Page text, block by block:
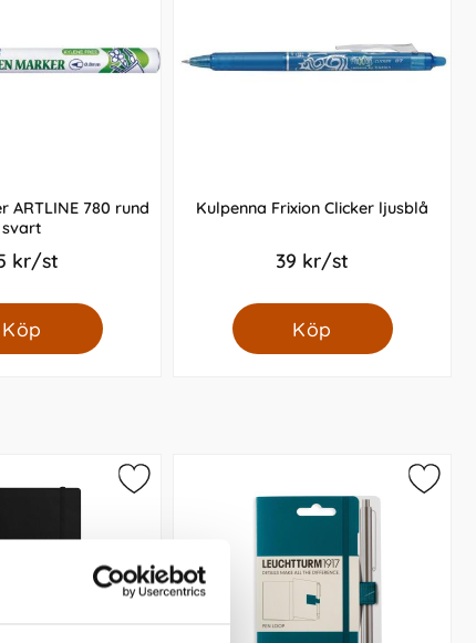
ARTLINE 780 rund
svart
kr/st
Köp
Kulpenna Frixion Clicker ljusblå
39 kr/st
Köp